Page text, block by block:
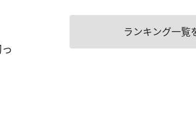
ランキング一覧